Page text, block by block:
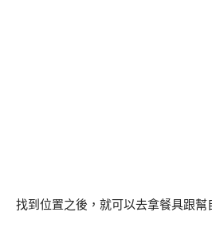
找到位置之後，就可以去拿餐具跟幫